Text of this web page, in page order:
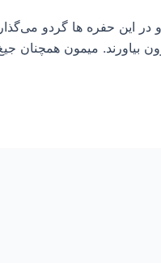
ﻭ ﺩﺭ ﺍﯾﻦ ﺣﻔﺮﻩ ﻫﺎ ﮔﺮﺩﻭ
ﺑﯿﺎﻭﺭﻧﺪ. ﻣﯿﻤﻮﻥ ﻫﻤﭽﻨﺎﻥ